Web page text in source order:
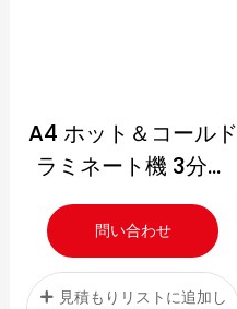
A4 ホット＆コールド
ラミネート機 3分ウ
ォームアップ
330mm/分のラミネ
ート速度 ラミネート
シート10枚付き 家庭
問い合わせ
見積もりリストに追加し